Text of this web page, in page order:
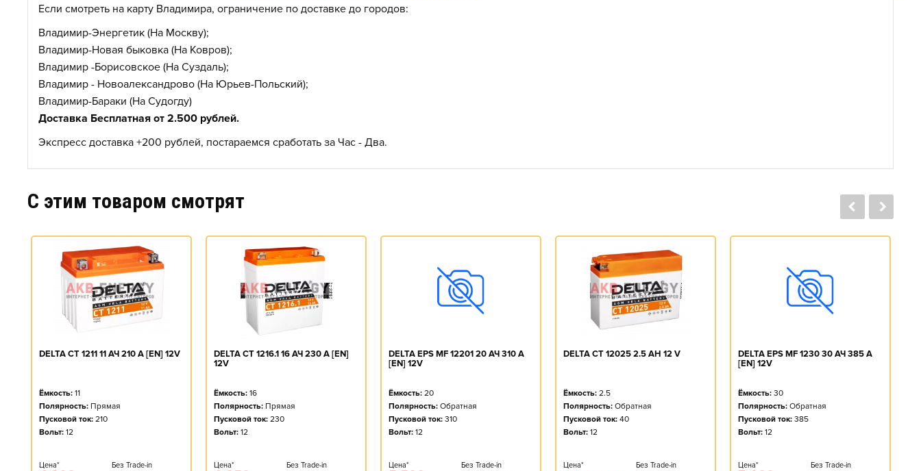
Если смотреть на карту Владимира, ограничение по доставке до городов:
Владимир-Энергетик (На Москву);
Владимир-Новая быковка (На Ковров);
Владимир -Борисовское (На Суздаль);
Владимир - Новоалександрово (На Юрьев-Польский);
Владимир-Бараки (На Судогду)
Доставка Бесплатная от 2.500 рублей.
Экспресс доставка +200 рублей, постараемся сработать за Час - Два.
C этим товаром смотрят
DELTA CT 1211 11 АЧ 210 A [EN] 12V
Ёмкость: 11
Полярность: Прямая
Пусковой ток: 210
Вольт: 12
Цена* Без Trade-in
DELTA CT 1216.1 16 АЧ 230 A [EN]
12V
Ёмкость: 16
Полярность: Прямая
Пусковой ток: 230
Вольт: 12
Цена* Без Trade-in
DELTA EPS MF 12201 20 АЧ 310 A
[EN] 12V
Ёмкость: 20
Полярность: Обратная
Пусковой ток: 310
Вольт: 12
Цена* Без Trade-in
DELTA CT 12025 2.5 AH 12 V
Ёмкость: 2.5
Полярность: Обратная
Пусковой ток: 40
Вольт: 12
Цена* Без Trade-in
DELTA EPS MF 1230 30 АЧ 385 A
[EN] 12V
Ёмкость: 30
Полярность: Обратная
Пусковой ток: 385
Вольт: 12
Цена* Без Trade-in